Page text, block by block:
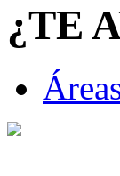
¿TE